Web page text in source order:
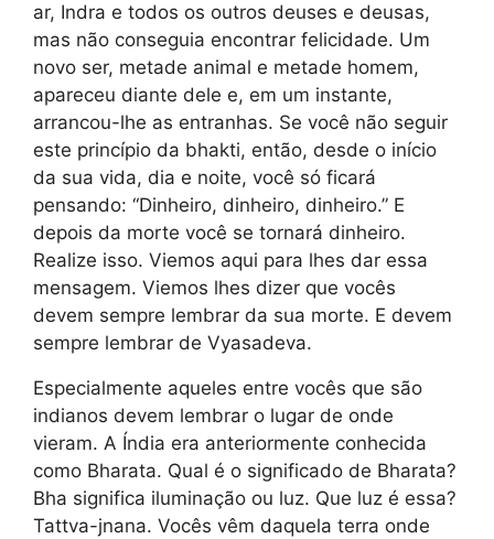
ar, Indra e todos os outros deuses e deusas,
mas não conseguia encontrar felicidade. Um
novo ser, metade animal e metade homem,
apareceu diante dele e, em um instante,
arrancou-lhe as entranhas. Se você não seguir
este princípio da bhakti, então, desde o início
da sua vida, dia e noite, você só ficará
pensando: “Dinheiro, dinheiro, dinheiro.” E
depois da morte você se tornará dinheiro.
Realize isso. Viemos aqui para lhes dar essa
mensagem. Viemos lhes dizer que vocês
devem sempre lembrar da sua morte. E devem
sempre lembrar de Vyasadeva.
Especialmente aqueles entre vocês que são
indianos devem lembrar o lugar de onde
vieram. A Índia era anteriormente conhecida
como Bharata. Qual é o significado de Bharata?
Bha significa iluminação ou luz. Que luz é essa?
Tattva-jnana. Vocês vêm daquela terra onde